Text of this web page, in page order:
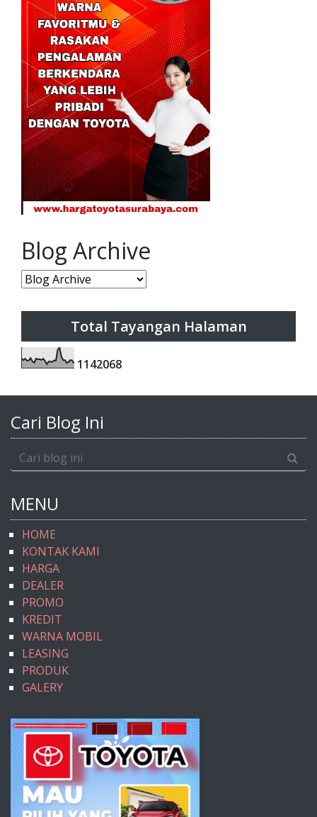
Blog Archive
Total Tayangan Halaman
1142068
Cari Blog Ini
MENU
HOME
KONTAK KAMI
HARGA
DEALER
PROMO
KREDIT
WARNA MOBIL
LEASING
PRODUK
GALERY